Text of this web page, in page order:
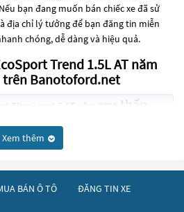
bạn đang muốn bán chiếc xe đã sử
địa chỉ lý tưởng để bạn đăng tin miễn
chóng, dễ dàng và hiệu quả.
Trend 1.5L AT năm
trên Banotoford.net
Titanium 1.5 AT năm 2020 thấp
Titanium 1.5L AT năm 2020
Titanium 1.0 EcoBoost năm 2020
Xem thêm
BÁN Ô TÔ ĐĂNG TIN XE